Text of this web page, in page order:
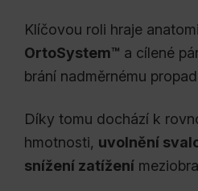
Klíčovou roli hraje
OrtoSystem™ a cílené
brání nadměrnému
Díky tomu dochází k
hmotnosti, uvolnění
snížení zatížení